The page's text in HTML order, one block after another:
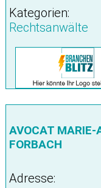
Kategorien:
Rechtsanwälte
AVOCAT MARIE-
FORBACH
Adresse: